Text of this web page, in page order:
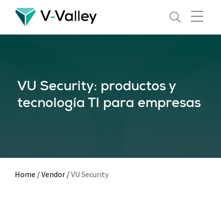
Skip
main
VU Security: productos y
tecnología TI para empresas
Home /Vendor /VU Security